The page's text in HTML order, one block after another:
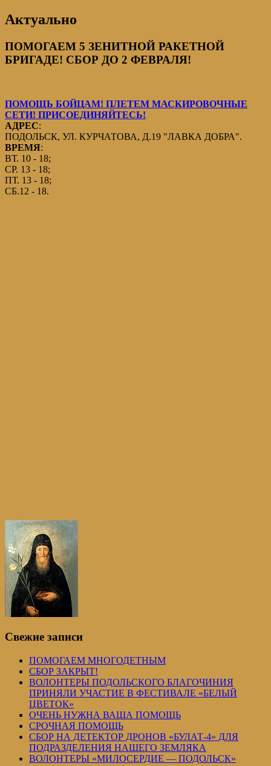
Актуально
ПОМОГАЕМ 5 ЗЕНИТНОЙ РАКЕТНОЙ
БРИГАДЕ! СБОР ДО 2 ФЕВРАЛЯ!
ПОМОЩЬ БОЙЦАМ! ПЛЕТЕМ МАСКИРОВОЧНЫЕ
СЕТИ! ПРИСОЕДИНЯЙТЕСЬ!
АДРЕС:
ПОДОЛЬСК, УЛ. КУРЧАТОВА, Д.19 "ЛАВКА ДОБРА".
ВРЕМЯ:
ВТ. 10 - 18;
СР. 13 - 18;
ПТ. 13 - 18;
СБ.12 - 18.
Свежие записи
ПОМОГАЕМ МНОГОДЕТНЫМ
СБОР ЗАКРЫТ!
ВОЛОНТЕРЫ ПОДОЛЬСКОГО БЛАГОЧИНИЯ
ПРИНЯЛИ УЧАСТИЕ В ФЕСТИВАЛЕ «БЕЛЫЙ
ЦВЕТОК»
ОЧЕНЬ НУЖНА ВАША ПОМОЩЬ
СРОЧНАЯ ПОМОЩЬ
СБОР НА ДЕТЕКТОР ДРОНОВ «БУЛАТ-4» ДЛЯ
ПОДРАЗДЕЛЕНИЯ НАШЕГО ЗЕМЛЯКА
ВОЛОНТЕРЫ «МИЛОСЕРДИЕ — ПОДОЛЬСК»